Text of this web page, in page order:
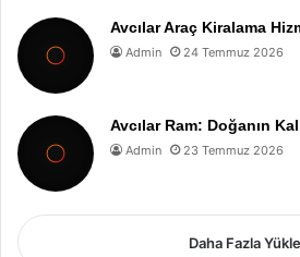
Avcılar Araç Kiralama
Admin 24 Temmuz 2026
Avcılar Ram: Doğanın
Admin 23 Temmuz 2026
Daha Fazla Yükle